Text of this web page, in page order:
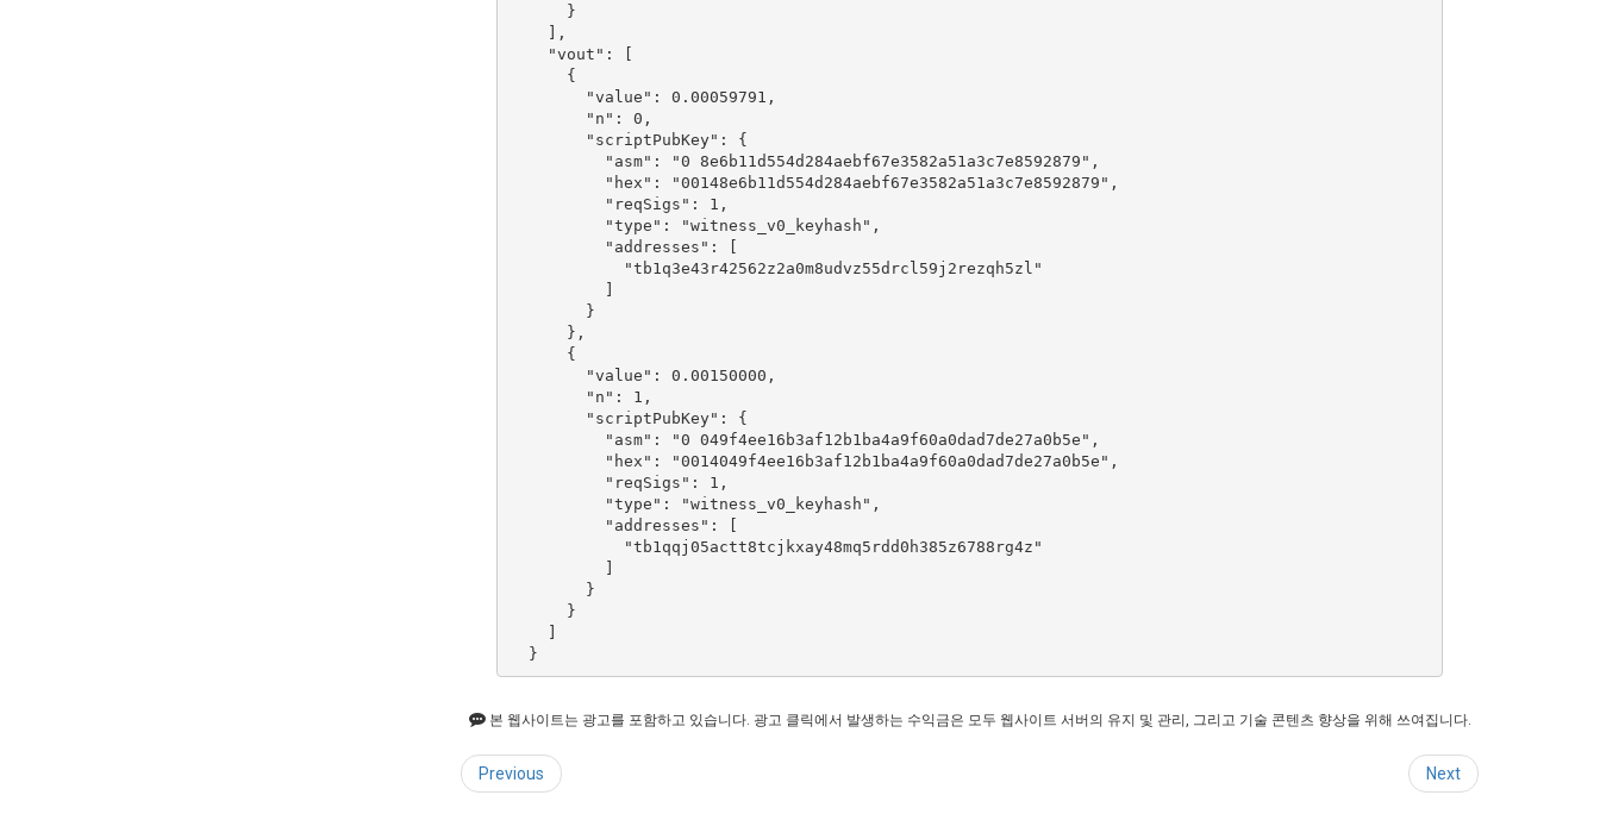
      }
    ],
    "vout": [
      {
        "value": 0.00059791,
        "n": 0,
        "scriptPubKey": {
          "asm": "0 8e6b11d554d284aebf67e3582a51a3c7e8592879",
          "hex": "00148e6b11d554d284aebf67e3582a51a3c7e8592879",
          "reqSigs": 1,
          "type": "witness_v0_keyhash",
          "addresses": [
            "tb1q3e43r42562z2a0m8udvz55drcl59j2rezqh5zl"
          ]
        }
      },
      {
        "value": 0.00150000,
        "n": 1,
        "scriptPubKey": {
          "asm": "0 049f4ee16b3af12b1ba4a9f60a0dad7de27a0b5e",
          "hex": "0014049f4ee16b3af12b1ba4a9f60a0dad7de27a0b5e",
          "reqSigs": 1,
          "type": "witness_v0_keyhash",
          "addresses": [
            "tb1qqj05actt8tcjkxay48mq5rdd0h385z6788rg4z"
          ]
        }
      }
    ]
본 웹사이트는 광고를 포함하고 있습니다. 광고 클릭에서 발생하는 수익금은 모두 웹사이트 서버의 유지 및 관리, 그리고 기술 콘텐츠 향상을 위해 쓰여집니다.
Previous Next